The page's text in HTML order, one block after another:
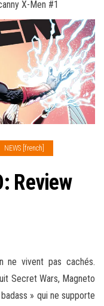
X-Men #1
NEWS [french]
Review
ne vivent pas cachés.
Secret Wars, Magneto
» qui ne supporte